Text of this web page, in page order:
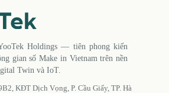
Holdings — tiên phong kiến
gian số Make in Vietnam trên nền
Twin và IoT.
KĐT Dịch Vọng, P. Cầu Giấy, TP. Hà